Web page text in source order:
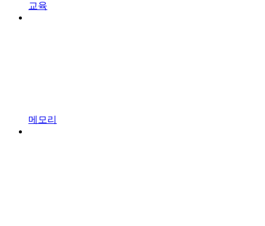
교육
메모리